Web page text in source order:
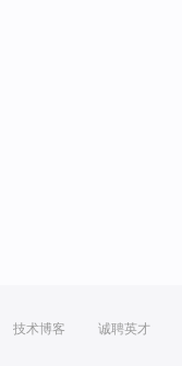
技术博客 诚聘英才